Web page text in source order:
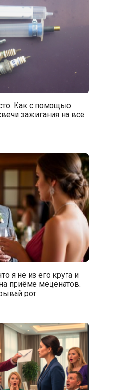
Как с помощью
зажигания на все
я не из его круга и
приёме меценатов.
рот